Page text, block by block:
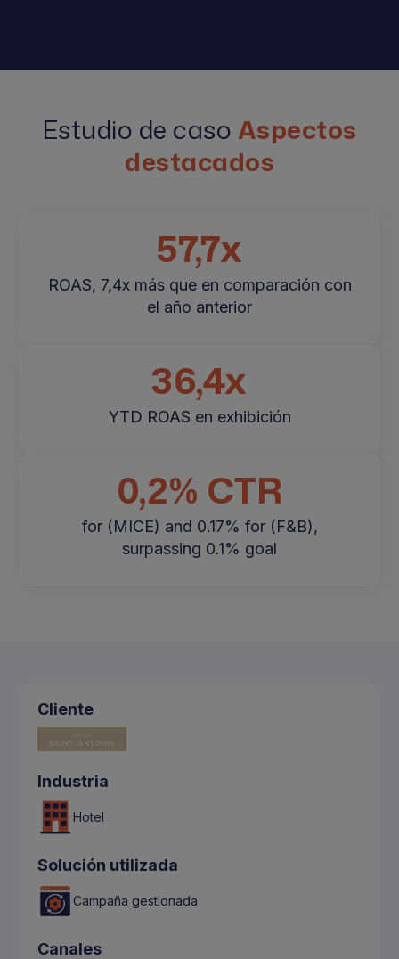
Estudio de caso Aspectos
destacados
57,7x
ROAS, 7,4x más que en comparación con
el año anterior
36,4x
YTD ROAS en exhibición
0,2% CTR
for (MICE) and 0.17% for (F&B),
surpassing 0.1% goal
Cliente
Industria
Hotel
Solución utilizada
Campaña gestionada
Canales